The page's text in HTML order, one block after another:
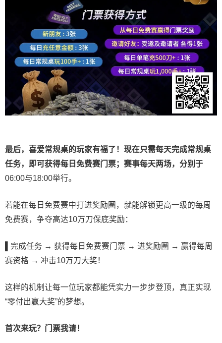
最后，喜爱常规桌的玩家有福了！现在只需每天完成常规桌
任务，即可获得每日免费赛门票；赛事每天两场，分别于
06:00与18:00举行。
若能在每日免费赛中打进奖励圈，就能解锁更高一级的每周
免费赛，争夺高达10万刀保底奖励：
完成任务 → 获得每日免费赛门票 → 进奖励圈 → 赢得每周
赛资格 → 冲击10万刀大奖！
这样的机制让每一位玩家都能凭实力一步步登顶，真正实现
“零付出赢大奖”的梦想。
首次来玩？门票我请！